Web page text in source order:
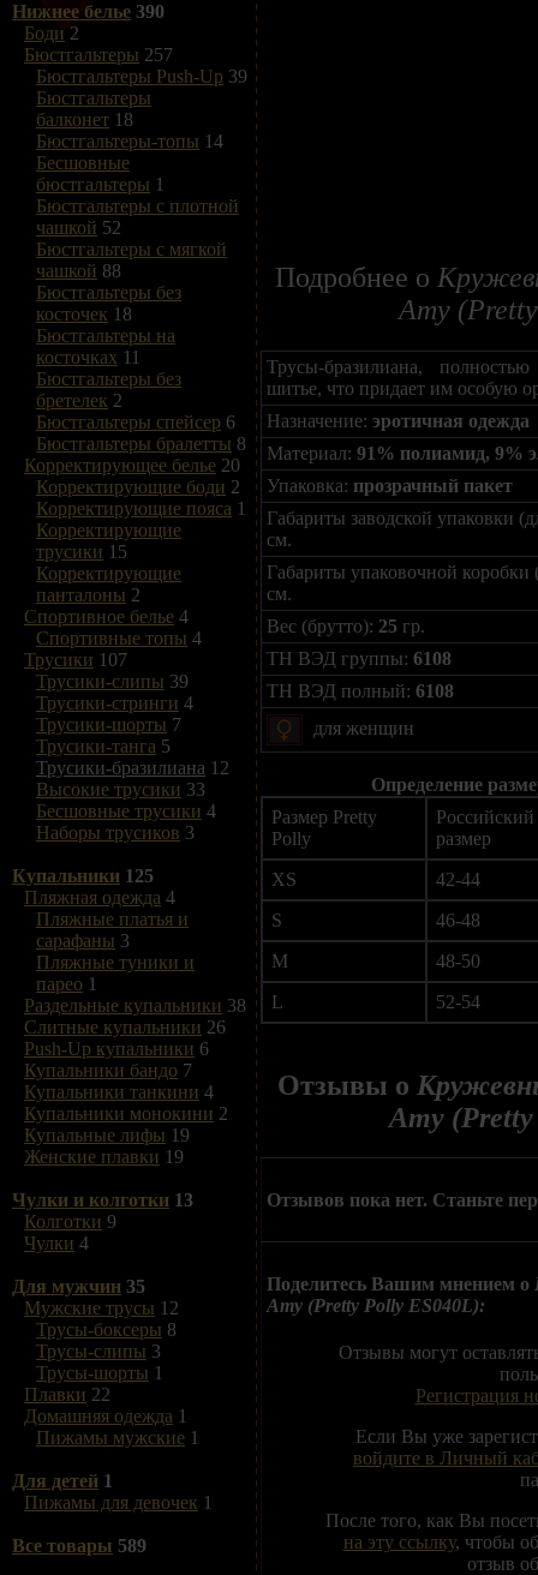
Нижнее белье 390
Боди 2
Бюстгальтеры 257
Бюстгальтеры Push-Up 39
Бюстгальтеры
балконет 18
Бюстгальтеры-топы 14
Бесшовные
бюстгальтеры 1
Бюстгальтеры с плотной
чашкой 52
Бюстгальтеры с мягкой
чашкой 88
Бюстгальтеры без
косточек 18
Бюстгальтеры на
косточках 11
Бюстгальтеры без
бретелек 2
Бюстгальтеры спейсер 6
Бюстгальтеры бралетты 8
Корректирующее белье 20
Корректирующие боди 2
Корректирующие пояса 1
Корректирующие
трусики 15
Корректирующие
панталоны 2
Спортивное белье 4
Спортивные топы 4
Трусики 107
Трусики-слипы 39
Трусики-стринги 4
Трусики-шорты 7
Трусики-танга 5
Трусики-бразилиана 12
Высокие трусики 33
Бесшовные трусики 4
Наборы трусиков 3
Купальники 125
Пляжная одежда 4
Пляжные платья и
сарафаны 3
Пляжные туники и
парео 1
Раздельные купальники 38
Слитные купальники 26
Push-Up купальники 6
Купальники бандо 7
Купальники танкини 4
Купальники монокини 2
Купальные лифы 19
Женские плавки 19
Чулки и колготки 13
Колготки 9
Чулки 4
Для мужчин 35
Мужские трусы 12
Трусы-боксеры 8
Трусы-слипы 3
Трусы-шорты 1
Плавки 22
Домашняя одежда 1
Пижамы мужские 1
Для детей 1
Пижамы для девочек 1
Все товары 589
Подробнее о
Amy
Трусы-бразилиана,
шитье, что придает им особую
Назначение: эротичная одежда
Материал: 91% полиамид, 9%
Упаковка: прозрачный пакет
Габариты заводской упаковки
см.
Габариты упаковочной
см.
Вес (брутто): 25 гр.
ТН ВЭД группы: 6108
ТН ВЭД полный: 6108
для женщин
Определение
Размер Pretty
Polly
Российский
размер
XS
42-44
S
46-48
M
48-50
L
52-54
Отзывы о
Amy
Отзывов пока нет. Станьте
Поделитесь Вашим мнением о
Amy (Pretty Polly ES040L):
Отзывы могут
Регистрация
Если Вы уже
войдите в Личный
После того, как Вы
на эту ссылку, чтобы
отзыв